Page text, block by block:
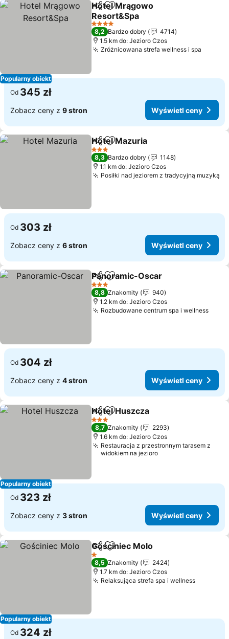
Popularny obiekt
Udostępnij
Dodaj do ulubionych
Hotel Mrągowo
Resort&Spa
4 Kategoria
8,2 Bardzo dobry
4714
1.5 km do: Jezioro Czos
Zróżnicowana strefa wellness i spa
Od 345 zł
Zobacz ceny z 9 stron Wyświetl ceny
Udostępnij
Dodaj do ulubionych
Hotel Mazuria
3 Kategoria
8,3 Bardzo dobry
1148
1.1 km do: Jezioro Czos
Posiłki nad jeziorem z tradycyjną muzyką
Od 303 zł
Zobacz ceny z 6 stron Wyświetl ceny
Udostępnij
Dodaj do ulubionych
Panoramic-Oscar
3 Kategoria
8,8 Znakomity
940
1.2 km do: Jezioro Czos
Rozbudowane centrum spa i wellness
Od 304 zł
Zobacz ceny z 4 stron Wyświetl ceny
Popularny obiekt
Udostępnij
Dodaj do ulubionych
Hotel Huszcza
3 Kategoria
8,7 Znakomity
2293
1.6 km do: Jezioro Czos
Restauracja z przestronnym tarasem z
widokiem na jezioro
Od 323 zł
Zobacz ceny z 3 stron Wyświetl ceny
Popularny obiekt
Udostępnij
Dodaj do ulubionych
Gościniec Molo
1 Kategoria
8,5 Znakomity
2424
1.7 km do: Jezioro Czos
Relaksująca strefa spa i wellness
Od 324 zł